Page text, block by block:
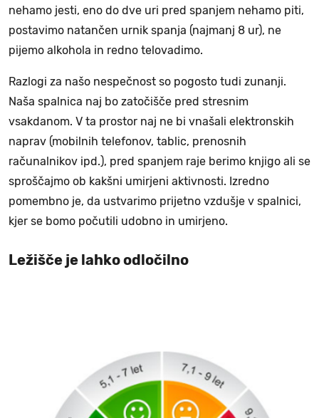
nehamo jesti, eno do dve uri pred spanjem nehamo piti,
postavimo natančen urnik spanja (najmanj 8 ur), ne
pijemo alkohola in redno telovadimo.
Razlogi za našo nespečnost so pogosto tudi zunanji.
Naša spalnica naj bo zatočišče pred stresnim
vsakdanom. V ta prostor naj ne bi vnašali elektronskih
naprav (mobilnih telefonov, tablic, prenosnih
računalnikov ipd.), pred spanjem raje berimo knjigo ali se
sproščajmo ob kakšni umirjeni aktivnosti. Izredno
pomembno je, da ustvarimo prijetno vzdušje v spalnici,
kjer se bomo počutili udobno in umirjeno.
Ležišče je lahko odločilno